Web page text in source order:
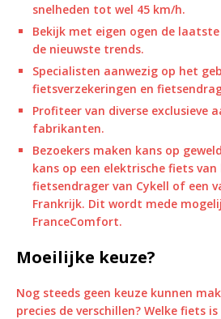
snelheden tot wel 45 km/h.
Bekijk met eigen ogen de
de nieuwste trends.
Specialisten aanwezig op het
fietsverzekeringen en
Profiteer van diverse exclusieve
fabrikanten.
Bezoekers maken kans op
kans op een elektrische fiets van
fietsendrager van Cykell of een
Frankrijk. Dit wordt mede
FranceComfort.
Moeilijke keuze?
Nog steeds geen keuze kunnen
precies de verschillen? Welke fiets